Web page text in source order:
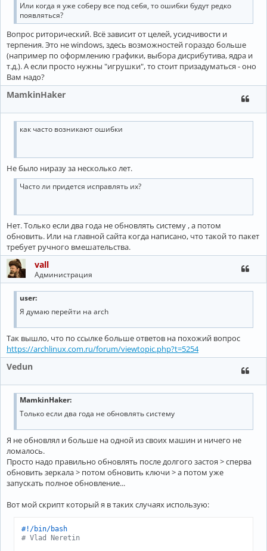
Или когда я уже соберу все под себя, то ошибки будут редко
появляться?
Вопрос риторический. Всё зависит от целей, усидчивости и
терпения. Это не windows, здесь возможностей гораздо больше
(например по оформлению графики, выбора дисрибутива, ядра и
т.д.). А если просто нужны "игрушки", то стоит призадуматься - оно
Вам надо?
MamkinHaker
как часто возникают ошибки
Не было ниразу за несколько лет.
Часто ли придется исправлять их?
Нет. Только если два года не обновлять систему , а потом
обновить. Или на главной сайта когда написано, что такой то пакет
требует ручного вмешательства.
vall
Администрация
user:
Я думаю перейти на arch
Так вышло, что по ссылке больше ответов на похожий вопрос
https://archlinux.com.ru/forum/viewtopic.php?t=5254
Vedun
MamkinHaker:
Только если два года не обновлять систему
Я не обновлял и больше на одной из своих машин и ничего не
ломалось.
Просто надо правильно обновлять после долгого застоя > сперва
обновить зеркала > потом обновить ключи > а потом уже
запускать полное обновление...
Вот мой скрипт который я в таких случаях использую:
#!/bin/bash
# Vlad Neretin